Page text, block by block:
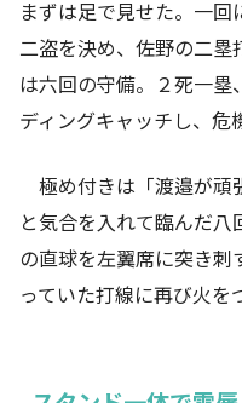
まずは足で見せた。一
二盗を決め、佐野の二
は六回の守備。２死一塁
ディングキャッチし、危
極め付きは「渡邉が頑
と気合を入れて臨んだ
の直球を左翼席に突き
っていた打線に再び火を